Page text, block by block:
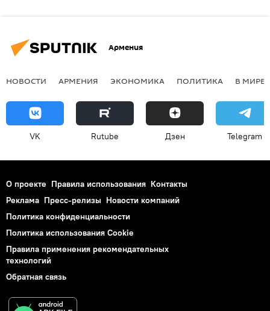
Армения
НОВОСТИ АРМЕНИЯ ЭКОНОМИКА ПОЛИТИКА В МИРЕ
VK Rutube Дзен Telegram
О проекте Правила использования Контакты
Реклама Пресс-релизы Новости компаний
Политика конфиденциальности
Политика использования Cookie
Правила применения рекомендательных
технологий
Обратная связь